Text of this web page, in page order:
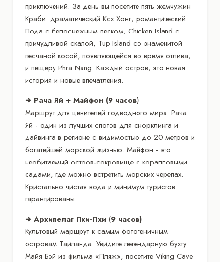
приключений. За день вы посетите пять жемчужин
Краби: драматический Кох Хонг, романтический
Пода с белоснежным песком, Chicken Island с
причудливой скалой, Tup Island со знаменитой
песчаной косой, появляющейся во время отлива,
и пещеру Phra Nang. Каждый остров, это новая
история и новые впечатления.
➜ Рача Яй + Майфон (9 часов)
Маршрут для ценителей подводного мира. Рача
Яй - один из лучших спотов для снорклинга и
дайвинга в регионе с видимостью до 20 метров и
богатейшей морской жизнью. Майфон - это
необитаемый остров-сокровище с коралловыми
садами, где можно встретить морских черепах.
Кристально чистая вода и минимум туристов
гарантированы.
➜ Архипелаг Пхи-Пхи (9 часов)
Культовый маршрут к самым фотогеничным
островам Таиланда. Увидите легендарную бухту
Майя Бэй из фильма «Пляж», посетите Viking Cave